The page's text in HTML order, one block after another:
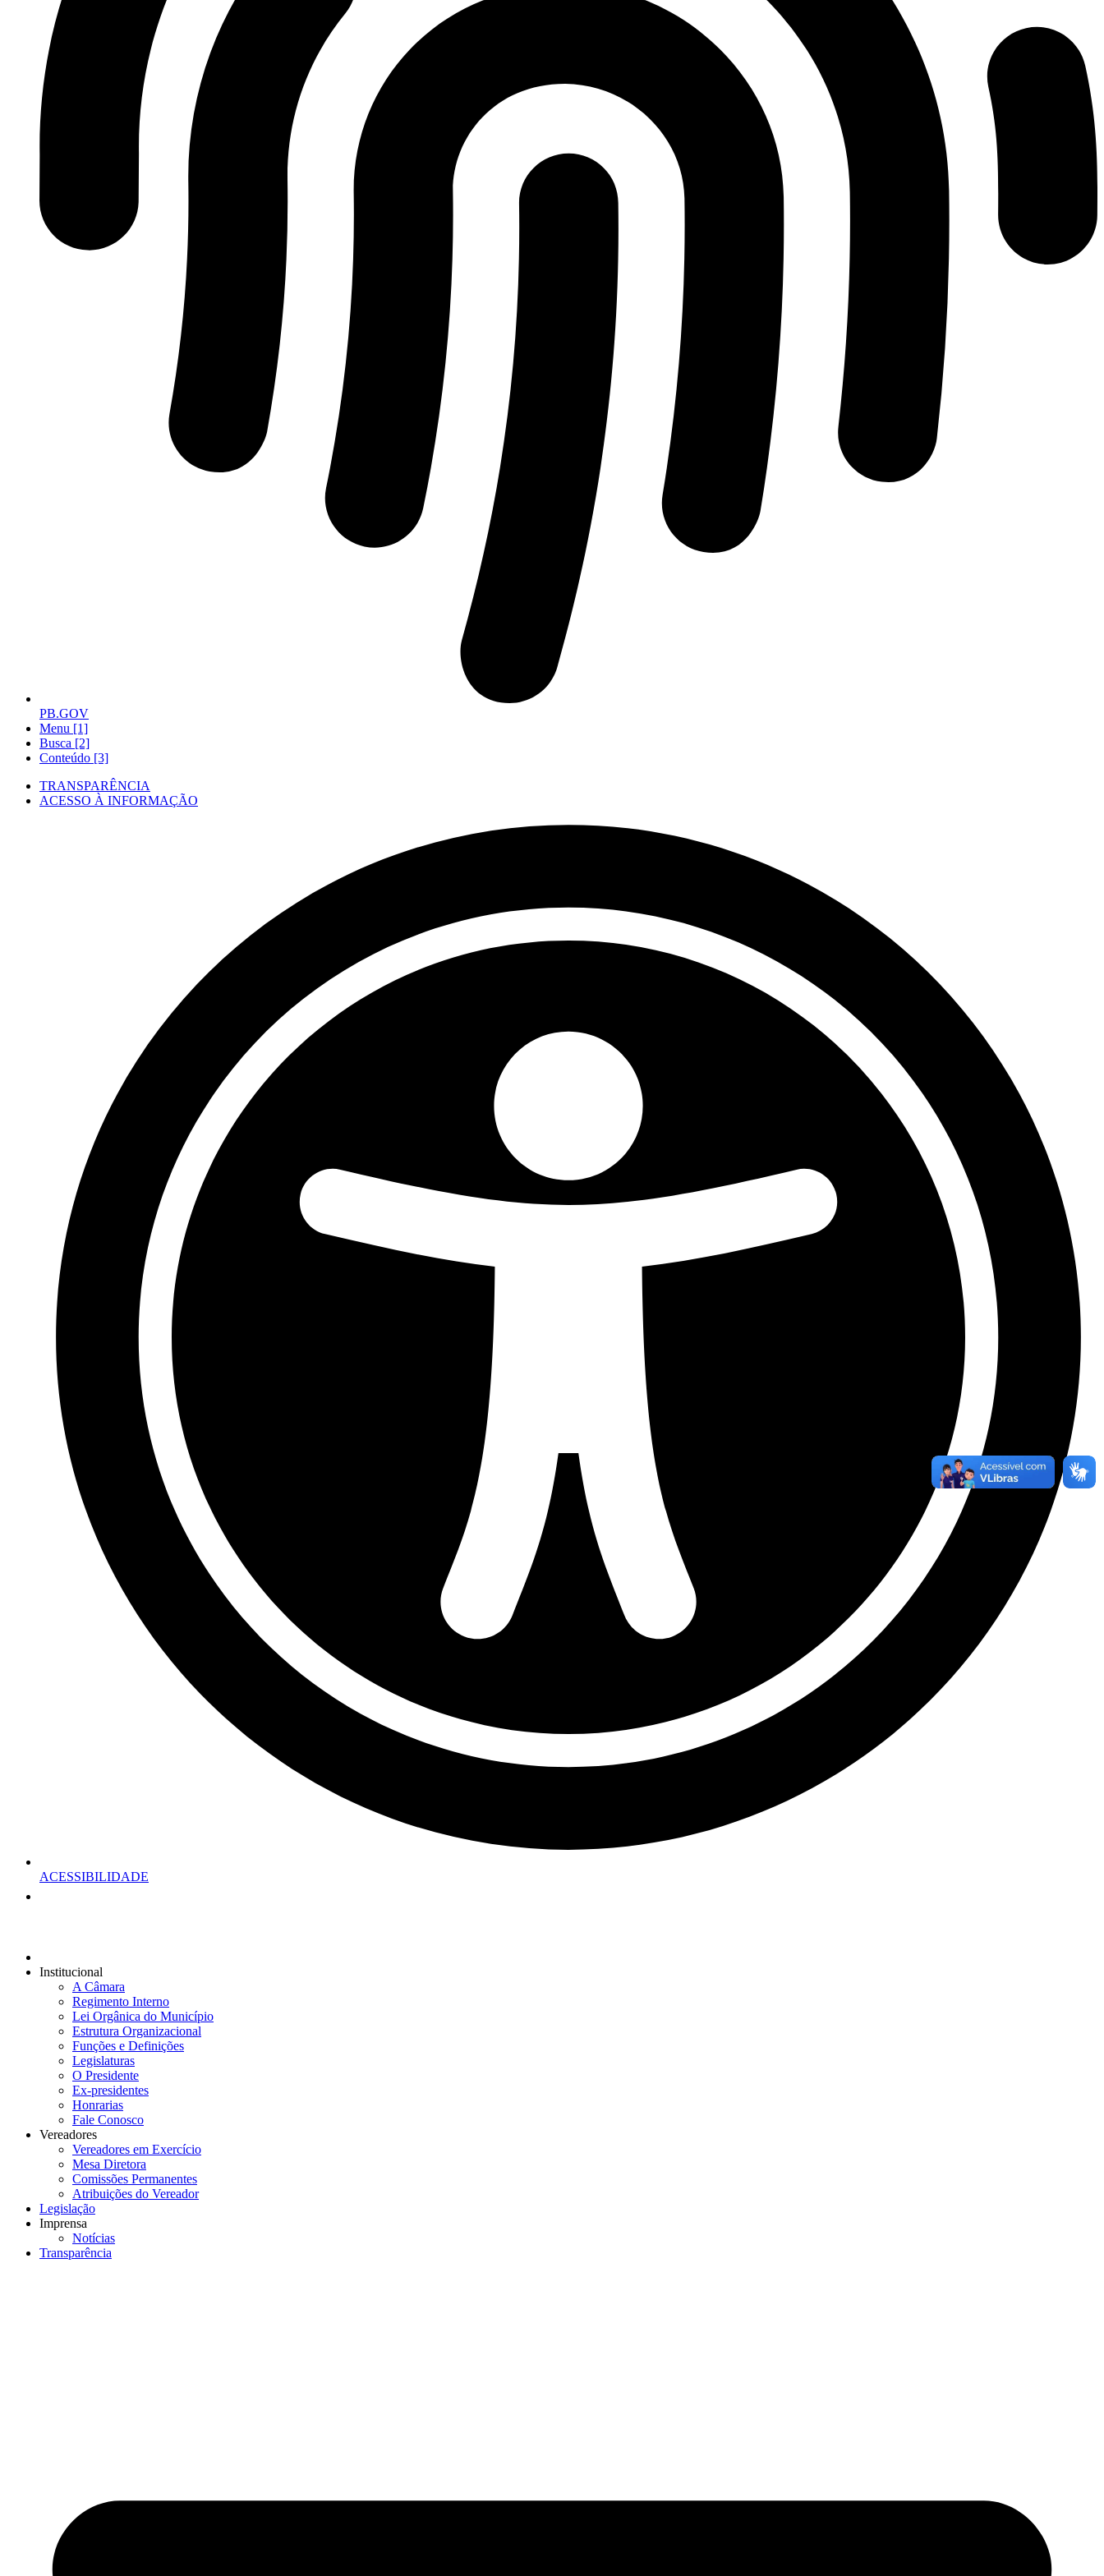
PB.GOV
Menu [1]
Busca [2]
Conteúdo [3]
TRANSPARÊNCIA
ACESSO À INFORMAÇÃO
ACESSIBILIDADE
Institucional
A Câmara
Regimento Interno
Lei Orgânica do Município
Estrutura Organizacional
Funções e Definições
Legislaturas
O Presidente
Ex-presidentes
Honrarias
Fale Conosco
Vereadores
Vereadores em Exercício
Mesa Diretora
Comissões Permanentes
Atribuições do Vereador
Legislação
Imprensa
Notícias
Transparência